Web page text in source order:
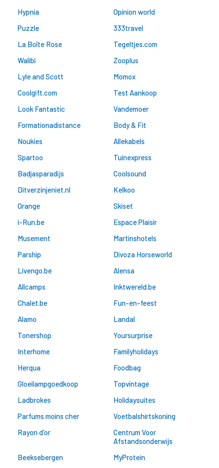
Hypnia
Opinion world
Puzzle
333travel
La Boîte Rose
Tegeltjes.com
Walibi
Zooplus
Lyle and Scott
Momox
Coolgift.com
Test Aankoop
Look Fantastic
Vandemoer
Formationadistance
Body & Fit
Noukies
Allekabels
Spartoo
Tuinexpress
Badjasparadijs
Coolsound
Ditverzinjeniet.nl
Kelkoo
Orange
Skiset
i-Run.be
Espace Plaisir
Musement
Martinshotels
Parship
Divoza Horseworld
Livengo.be
Alensa
Allcamps
Inktwereld.be
Chalet.be
Fun-en-feest
Alamo
Landal
Tonershop
Yoursurprise
Interhome
Familyholidays
Herqua
Foodbag
Gloeilampgoedkoop
Topvintage
Ladbrokes
Holidaysuites
Parfums moins cher
Voetbalshirtskoning
Rayon d'or
Centrum Voor
Afstandsonderwijs
Beeksebergen
MyProtein